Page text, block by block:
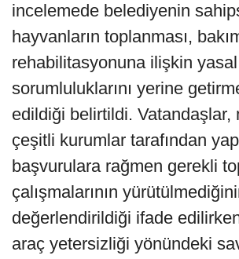
incelemede belediyenin
hayvanların toplanması,
rehabilitasyonuna ilişkin yasal
sorumluluklarını yerine
edildiği belirtildi. Vatandaşlar,
çeşitli kurumlar tarafından
başvurulara rağmen gerekli
çalışmalarının
değerlendirildiği ifade
araç yetersizliği yönündeki